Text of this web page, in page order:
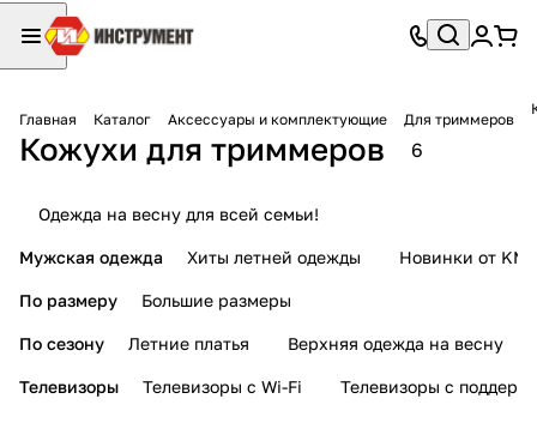
Главная Каталог Аксессуары и комплектующие Для триммеров
Кожухи для триммеров 6
Одежда на весну для всей семьи!
Мужская одежда Хиты летней одежды Новинки от KMI
По размеру Большие размеры
По сезону Летние платья Верхняя одежда на весну
Телевизоры Телевизоры с Wi-Fi Телевизоры с